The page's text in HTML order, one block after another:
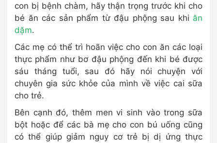
con bị bệnh chàm, hãy thận trọng trước khi cho
bé ăn các sản phẩm từ đậu phộng sau khi ăn
dặm.
Các mẹ có thể trì hoãn việc cho con ăn các loại
thực phẩm như bơ đậu phộng đến khi bé được
sáu tháng tuổi, sau đó hãy nói chuyện với
chuyên gia sức khỏe của mình về việc cai sữa
cho trẻ.
Bên cạnh đó, thêm men vi sinh vào trong sữa
bột hoặc để các bà mẹ cho con bú uống cũng
có thể giúp giảm nguy cơ trẻ bị dị ứng thực